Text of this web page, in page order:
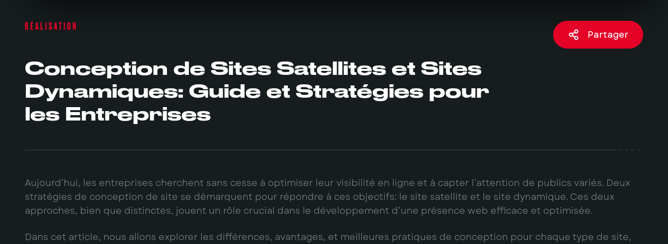
RÉALISATION
Conception de Sites Satellites et Sites
Dynamiques: Guide et Stratégies pour
les Entreprises
Partager
Aujourd’hui, les entreprises cherchent sans cesse à optimiser leur visibilité en ligne et à capter l’attention de publics variés. Deux
stratégies de conception de site se démarquent pour répondre à ces objectifs: le site satellite et le site dynamique. Ces deux
approches, bien que distinctes, jouent un rôle crucial dans le développement d’une présence web efficace et optimisée.
Dans cet article, nous allons explorer les différences, avantages, et meilleures pratiques de conception pour chaque type de site,